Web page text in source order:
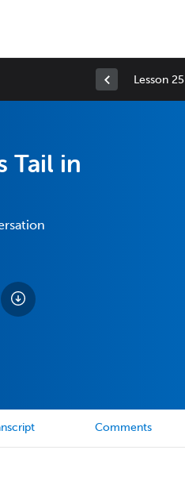
Lesson 25
Tail in
Comments